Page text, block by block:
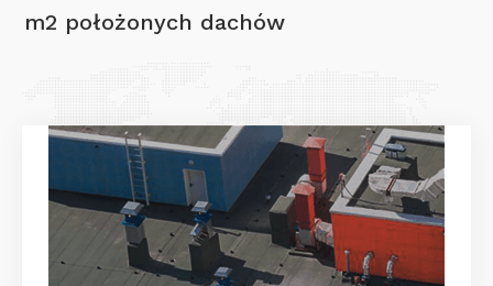
m2 położonych dachów